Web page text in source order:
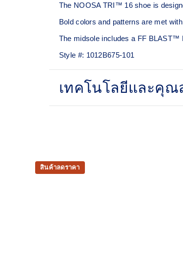
The NOOSA TRI™ 16 shoe is
Bold colors and patterns are met
The midsole includes a FF BLAST™
Style #: 1012B675-101
เทคโนโลยีและคุณ
The sockliner is produced with a
สินค้าลดราคา